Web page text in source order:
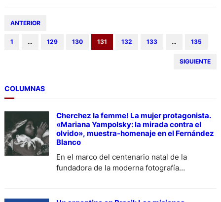
ANTERIOR
1 … 129 130 131 132 133 … 135
SIGUIENTE
COLUMNAS
Cherchez la femme! La mujer protagonista.
«Mariana Yampolsky: la mirada contra el
olvido», muestra-homenaje en el Fernández
Blanco
En el marco del centenario natal de la
fundadora de la moderna fotografía